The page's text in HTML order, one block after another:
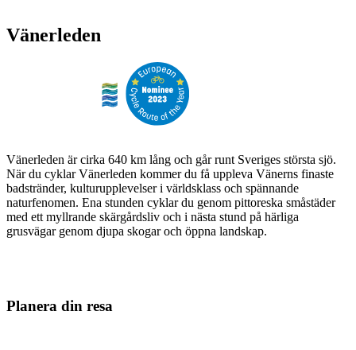
Vänerleden
Vänerleden är cirka 640 km lång och går runt Sveriges största sjö.
När du cyklar Vänerleden kommer du få uppleva Vänerns finaste
badstränder, kulturupplevelser i världsklass och spännande
naturfenomen. Ena stunden cyklar du genom pittoreska småstäder
med ett myllrande skärgårdsliv och i nästa stund på härliga
grusvägar genom djupa skogar och öppna landskap.
Planera din resa